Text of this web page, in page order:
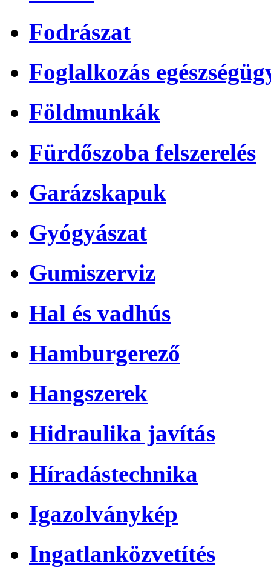
Fodrászat
Foglalkozás
Földmunkák
Fürdőszoba felszerelés
Garázskapuk
Gyógyászat
Gumiszerviz
Hal és vadhús
Hamburgerező
Hangszerek
Hidraulika javítás
Híradástechnika
Igazolványkép
Ingatlanközvetítés